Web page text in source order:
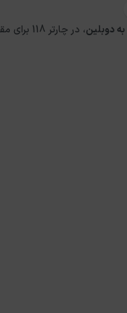
بهدوبلین، در چارتر 118 برای مقاصد دیگر داخلی و خارجی نیز می توانید از طریق